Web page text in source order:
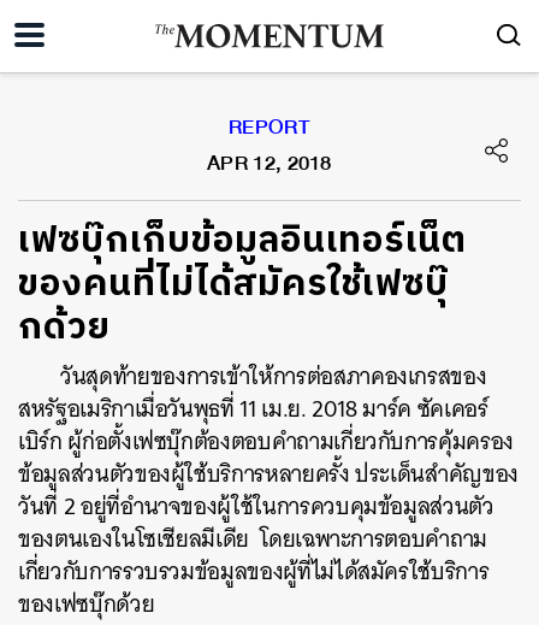
REPORT
APR 12, 2018
เฟซบุ๊กเก็บข้อมูลอินเทอร์เน็ต
ของคนที่ไม่ได้สมัครใช้เฟซบุ๊
กด้วย
วันสุดท้ายของการเข้าให้การต่อสภาคองเกรสของ
สหรัฐอเมริกาเมื่อวันพุธที่ 11 เม.ย. 2018 มาร์ค ซัคเคอร์
เบิร์ก ผู้ก่อตั้งเฟซบุ๊กต้องตอบคำถามเกี่ยวกับการคุ้มครอง
ข้อมูลส่วนตัวของผู้ใช้บริการหลายครั้ง ประเด็นสำคัญของ
วันที่ 2 อยู่ที่อำนาจของผู้ใช้ในการควบคุมข้อมูลส่วนตัว
ของตนเองในโซเชียลมีเดีย โดยเฉพาะการตอบคำถาม
เกี่ยวกับการรวบรวมข้อมูลของผู้ที่ไม่ได้สมัครใช้บริการ
ของเฟซบุ๊กด้วย